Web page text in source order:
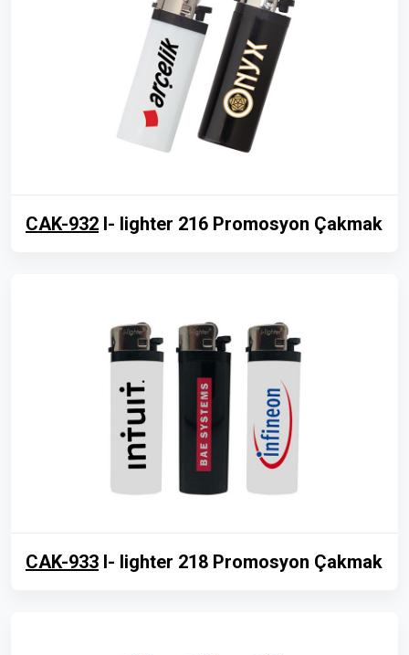
CAK-932 I- lighter 216 Promosyon Çakmak
CAK-933 I- lighter 218 Promosyon Çakmak